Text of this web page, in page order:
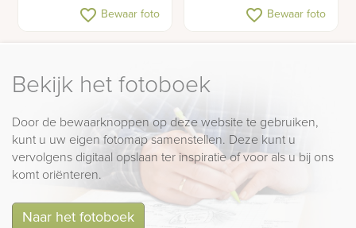
Grafsteen met bronzen
favorite_border Bewaar foto
Gedenkteken met
grafkunst van brons
favorite_border Bewaar foto
Bekijk het fotoboek
Door de bewaarknoppen op deze website te gebruiken,
kunt u uw eigen fotomap samenstellen. Deze kunt u
vervolgens digitaal opslaan ter inspiratie of voor als u bij ons
komt oriënteren.
Naar het fotoboek